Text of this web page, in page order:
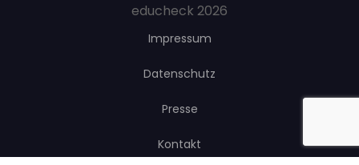
educheck 2026
Impressum
Datenschutz
Presse
Kontakt